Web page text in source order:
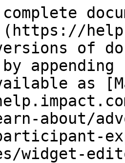
of
as
about/
widget-